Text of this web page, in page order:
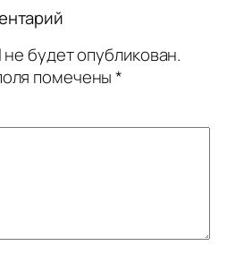
будет опубликован.
помечены*